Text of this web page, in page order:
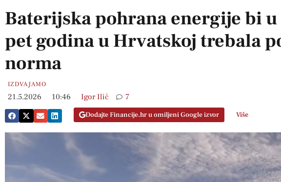
Baterijska pohrana energije bi
pet godina u Hrvatskoj trebala
norma
IZDVAJAMO
21.5.2026 10:46 Igor Ilić 7
Dodajte Financije.hr u omiljeni Google izvor Više